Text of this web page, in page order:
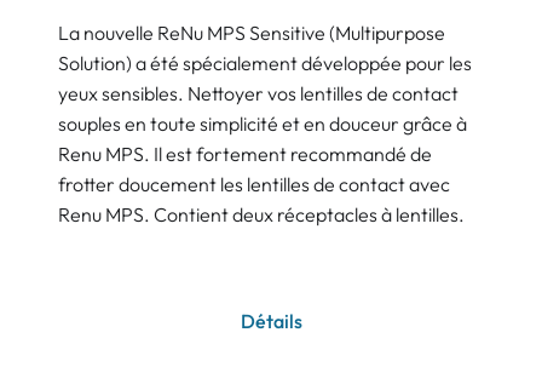
La nouvelle ReNu MPS Sensitive (Multipurpose
Solution) a été spécialement développée pour les
yeux sensibles. Nettoyer vos lentilles de contact
souples en toute simplicité et en douceur grâce à
Renu MPS. Il est fortement recommandé de
frotter doucement les lentilles de contact avec
Renu MPS. Contient deux réceptacles à lentilles.
Détails